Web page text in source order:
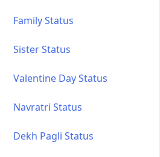
Family Status
Sister Status
Valentine Day Status
Navratri Status
Dekh Pagli Status